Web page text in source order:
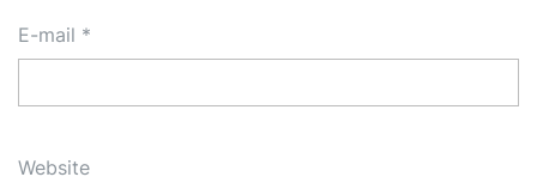
E-mail *
Website